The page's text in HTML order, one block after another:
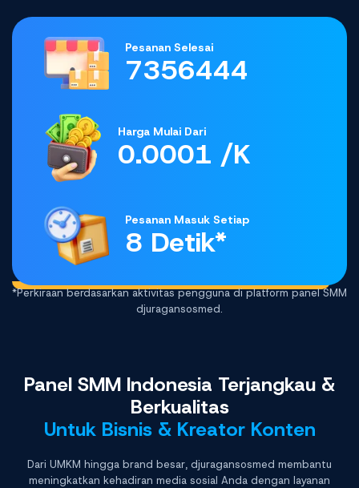
Pesanan Selesai
7356444
Harga Mulai Dari
0.0001 /K
Pesanan Masuk Setiap
8 Detik*
*Perkiraan berdasarkan aktivitas pengguna di platform panel SMM
djuragansosmed.
Panel SMM Indonesia Terjangkau &
Berkualitas
Untuk Bisnis & Kreator Konten
Dari UMKM hingga brand besar, djuragansosmed membantu
meningkatkan kehadiran media sosial Anda dengan layanan